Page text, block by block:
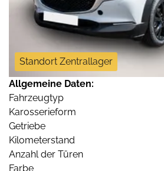
Standort Zentrallager
Allgemeine Daten:
Fahrzeugtyp
Karosserieform
Getriebe
Kilometerstand
Anzahl der Türen
Farbe